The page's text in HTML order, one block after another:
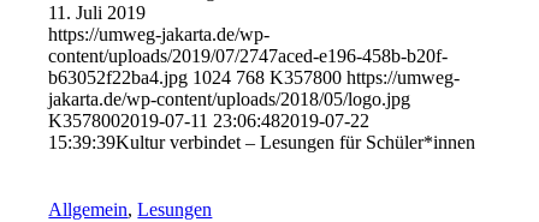
11. Juli 2019
https://umweg-jakarta.de/wp-
content/uploads/2019/07/2747aced-e196-458b-b20f-
b63052f22ba4.jpg 1024 768 K357800 https://umweg-
jakarta.de/wp-content/uploads/2018/05/logo.jpg
K3578002019-07-11 23:06:482019-07-22
15:39:39Kultur verbindet – Lesungen für Schüler*innen
Allgemein,Lesungen